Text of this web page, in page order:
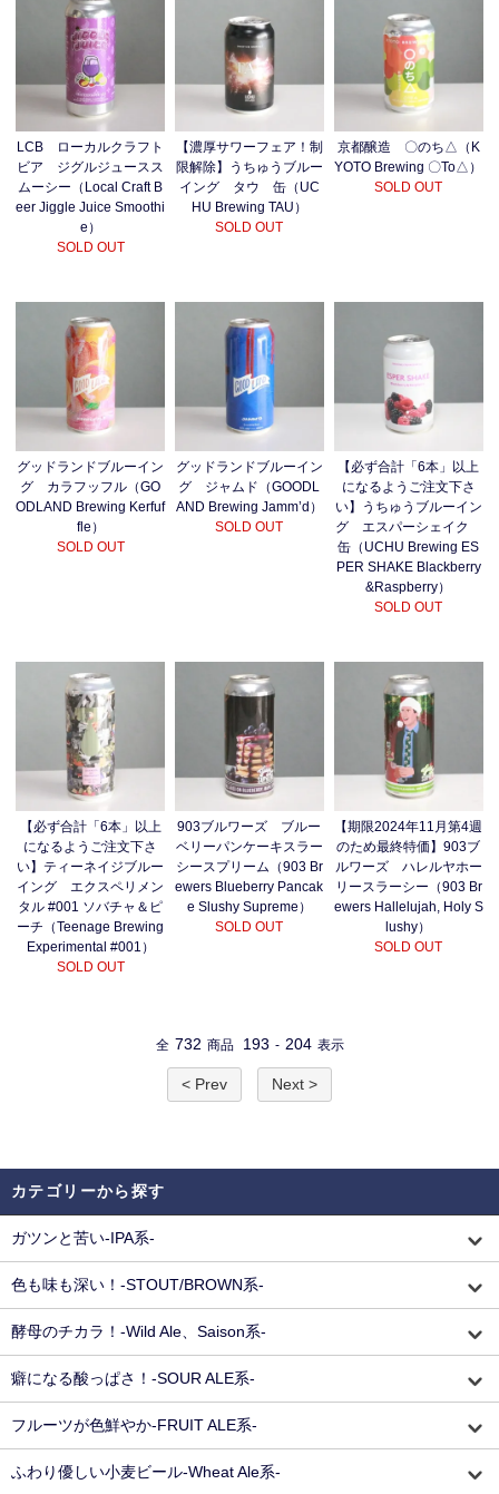
LCB ローカルクラフト
ビア ジグルジュースス
ムーシー（Local Craft B
eer Jiggle Juice Smoothi
e）
SOLD OUT
【濃厚サワーフェア！制
限解除】うちゅうブルー
イング タウ 缶（UC
HU Brewing TAU）
SOLD OUT
京都醸造 〇のち△（K
YOTO Brewing 〇To△）
SOLD OUT
グッドランドブルーイン
グ カラフッフル（GO
ODLAND Brewing Kerfuf
fle）
SOLD OUT
グッドランドブルーイン
グ ジャムド（GOODL
AND Brewing Jamm’d）
SOLD OUT
【必ず合計「6本」以上
になるようご注文下さ
い】うちゅうブルーイン
グ エスパーシェイク
缶（UCHU Brewing ES
PER SHAKE Blackberry
&Raspberry）
SOLD OUT
【必ず合計「6本」以上
になるようご注文下さ
い】ティーネイジブルー
イング エクスペリメン
タル #001 ソバチャ＆ピ
ーチ（Teenage Brewing
Experimental #001）
SOLD OUT
903ブルワーズ ブルー
ベリーパンケーキスラー
シースプリーム（903 Br
ewers Blueberry Pancak
e Slushy Supreme）
SOLD OUT
【期限2024年11月第4週
のため最終特価】903ブ
ルワーズ ハレルヤホー
リースラーシー（903 Br
ewers Hallelujah, Holy S
lushy）
SOLD OUT
全 732 商品 193 - 204 表示
< Prev Next >
カテゴリーから探す
ガツンと苦い-IPA系-
色も味も深い！-STOUT/BROWN系-
酵母のチカラ！-Wild Ale、Saison系-
癖になる酸っぱさ！-SOUR ALE系-
フルーツが色鮮やか-FRUIT ALE系-
ふわり優しい小麦ビール-Wheat Ale系-